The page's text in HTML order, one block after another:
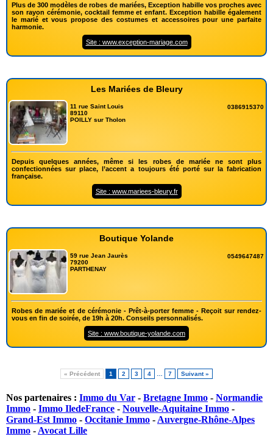
Plus de 300 modèles de robes de mariées, Exception habille vos proches avec
son rayon cérémonie, cocktail femme et enfant. Exception habille également
le marié et vous propose des costumes et accessoires pour une parfaite
harmonie.
Site : www.exception-mariage.com
Les Mariées de Bleury
11 rue Saint Louis
89110
POILLY sur Tholon
0386915370
Depuis quelques années, même si les robes de mariée ne sont plus
confectionnées sur place, l’accent a toujours été porté sur la fabrication
française.
Site : www.mariees-bleury.fr
Boutique Yolande
59 rue Jean Jaurès
79200
PARTHENAY
0549647487
Robes de mariée et de cérémonie - Prêt-à-porter femme - Reçoit sur rendez-
vous en fin de soirée, de 19h à 20h. Conseils personnalisés.
Site : www.boutique-yolande.com
« Précédent 1 2 3 4 7 Suivant »
Nos partenaires : Immo du Var - Bretagne Immo - Normandie
Immo - Immo IledeFrance - Nouvelle-Aquitaine Immo -
Grand-Est Immo - Occitanie Immo - Auvergne-Rhône-Alpes
Immo - Avocat Lille